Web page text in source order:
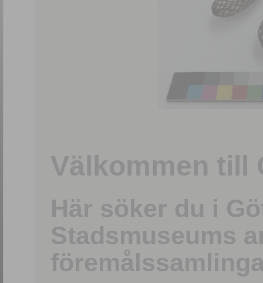
Välkommen till
Här söker du i
Stadsmuseums